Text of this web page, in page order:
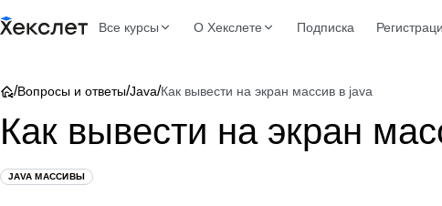
Все курсы О Хекслете Подписка
/Вопросы и ответы/Java/Как вывести на экран массив в java
Как вывести на экран
JAVA МАССИВЫ